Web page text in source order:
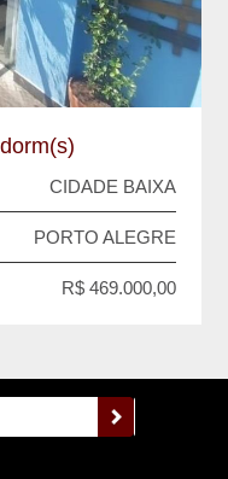
CIDADE BAIXA
PORTO ALEGRE
R$ 469.000,00